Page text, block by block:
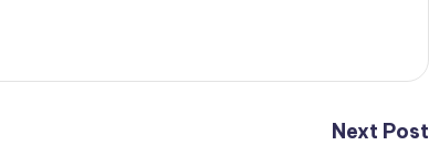
Next Post